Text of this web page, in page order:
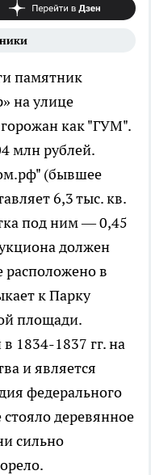
памятник
на улице
как "ГУМ".
млн рублей.
(бывшее
6,3 тыс. кв.
под ним — 0,45
должен
расположено в
к Парку
площади.
1834-1837 гг. на
и является
федерального
стояло деревянное
сильно